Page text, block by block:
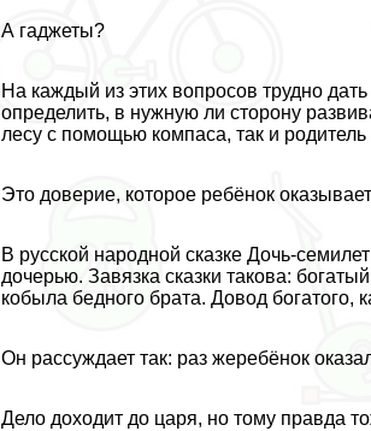
А гаджеты?
На каждый из этих вопросов трудно
определить, в нужную ли сторону
лесу с помощью компаса, так и
Это доверие, которое ребёнок
В русской народной сказке Дочь-
дочерью. Завязка сказки такова:
кобыла бедного брата. Довод
Он рассуждает так: раз жеребёнок
Дело доходит до царя, но тому правда